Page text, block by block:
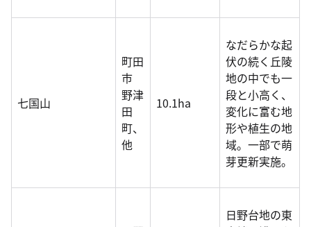
七国山
町田
市
野津
田
町、
他
10.1ha
なだらかな起
伏の続く丘陵
地の中でも一
段と小高く、
変化に富む地
形や植生の地
域。一部で萌
芽更新実施。
日野台地の東